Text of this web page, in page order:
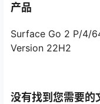
产品
Surface Go 2 P/4/
Version 22H2
没有找到您需要的